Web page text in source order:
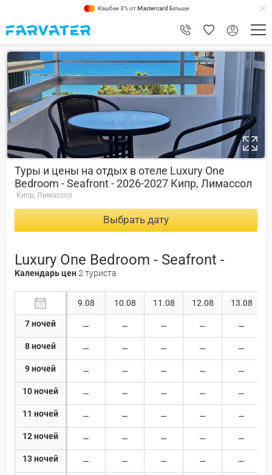
Кэшбек 3% отMastercard Більше
9.2
Туры и цены на отдых в отеле Luxury One
Bedroom - Seafront - 2026-2027 Кипр, Лимассол
Кипр, Лимассол
Выбрать дату
Luxury One Bedroom - Seafront -
Календарь цен2 туриста
7 ночей
8 ночей
9 ночей
10 ночей
11 ночей
12 ночей
13 ночей
9.08 10.08 11.08 12.08 13.08